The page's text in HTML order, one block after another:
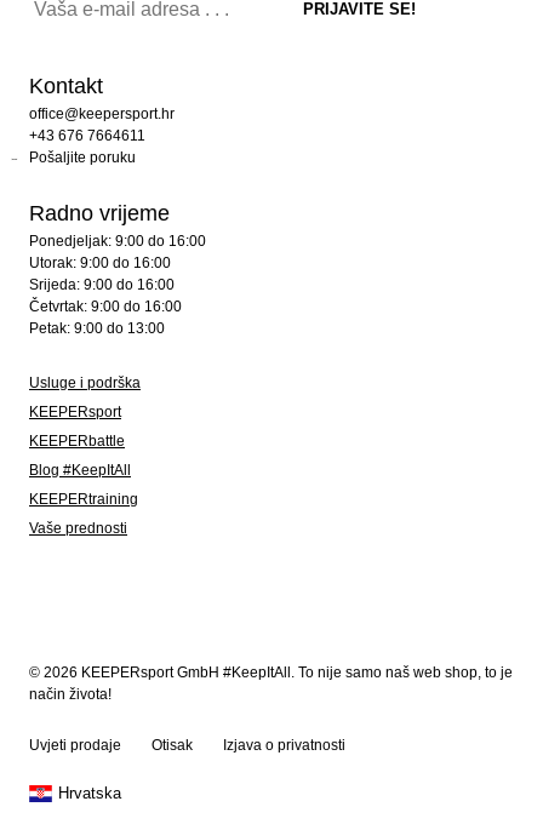
Kontakt
office@keepersport.hr
+43 676 7664611
Pošaljite poruku
Radno vrijeme
Ponedjeljak: 9:00 do 16:00
Utorak: 9:00 do 16:00
Srijeda: 9:00 do 16:00
Četvrtak: 9:00 do 16:00
Petak: 9:00 do 13:00
Usluge i podrška
KEEPERsport
KEEPERbattle
Blog #KeepItAll
KEEPERtraining
Vaše prednosti
© 2026 KEEPERsport GmbH #KeepItAll. To nije samo naš web shop, to je
način života!
Uvjeti prodaje Otisak Izjava o privatnosti
Hrvatska